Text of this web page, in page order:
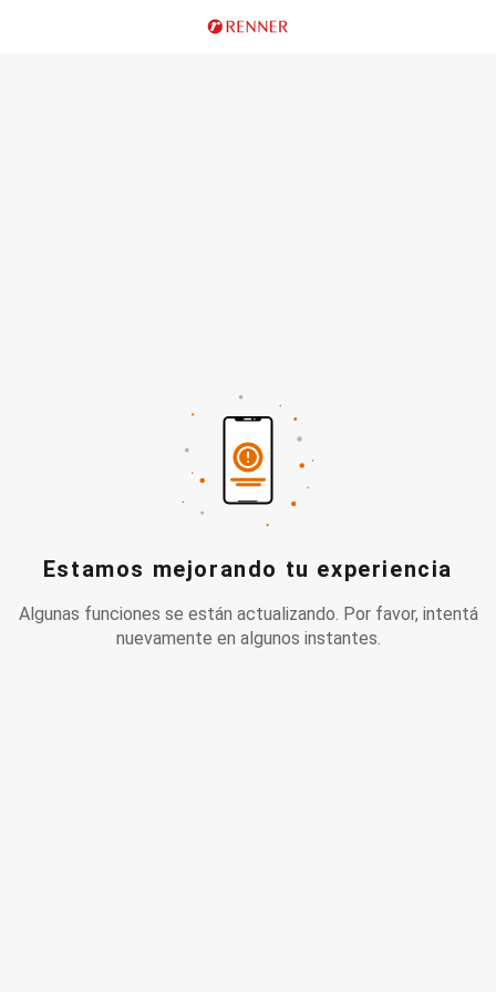
Estamos mejorando tu experiencia
Algunas funciones se están actualizando. Por favor, intentá
nuevamente en algunos instantes.